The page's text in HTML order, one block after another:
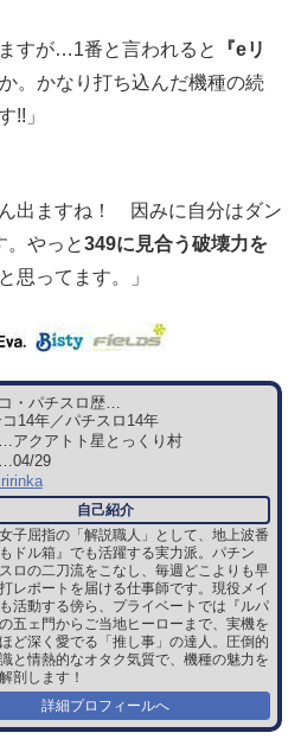
すが…1番と言われると
『eリ
。かなり打ち込んだ機種の続
!!」
ん出ますね！ 因みに自分はダン
。やっと349に見合う破壊力を
思ってます。」
・パチスロ歴…
14年／パチスロ14年
…アクアトト星とっくり村
…04/29
子屈指の「解説職人」として、地上波番
ドル箱』でも活躍する実力派。パチン
ロの二刀流をこなし、毎週どこよりも早
レポートを届ける仕事師です。現役メイ
活動する傍ら、プライベートでは『ルパ
五ェ門からご当地ヒーローまで、実機を
ど深く愛でる「推し事」の達人。圧倒的
と情熱的なオタク気質で、機種の魅力を
剖します！
詳細プロフィールへ